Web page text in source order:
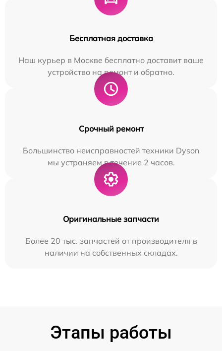
Бесплатная доставка
Наш курьер в Москве бесплатно доставит ваше
устройство на ремонт и обратно.
Срочный ремонт
Большинство неисправностей техники Dyson
мы устраняем в течение 2 часов.
Оригинальные запчасти
Более 20 тыс. запчастей от производителя в
наличии на собственных складах.
Этапы работы